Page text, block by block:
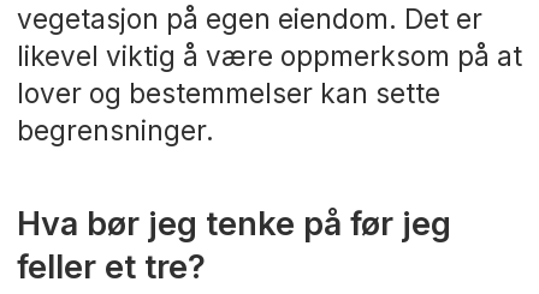
vegetasjon på egen eiendom. Det er
likevel viktig å være oppmerksom på at
lover og bestemmelser kan sette
begrensninger.
Hva bør jeg tenke på før jeg
feller et tre?